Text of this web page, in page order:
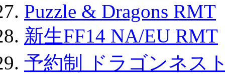
Puzzle & Dragons RMT
新生FF14 NA/EU RMT
予約制 ドラゴンネス